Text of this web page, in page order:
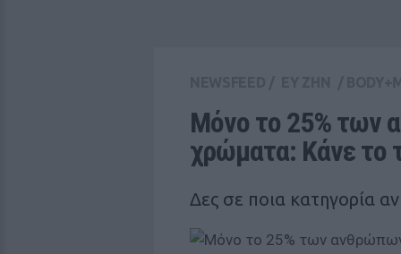
Μόνο το 25% των
χρώματα: Κάνε το
Δες σε ποια κατηγορία